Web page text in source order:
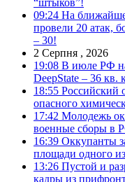
09:24 На
провели 20 атак,
– 30!
2 Серпня , 2026
19:08 В июле РФ
DeepState – 36 кв.
18:55 Российский
опасного
17:42 Молодежь
военные сборы в
16:39 Оккупанты
площади одного
13:26 Пустой и
кадры из